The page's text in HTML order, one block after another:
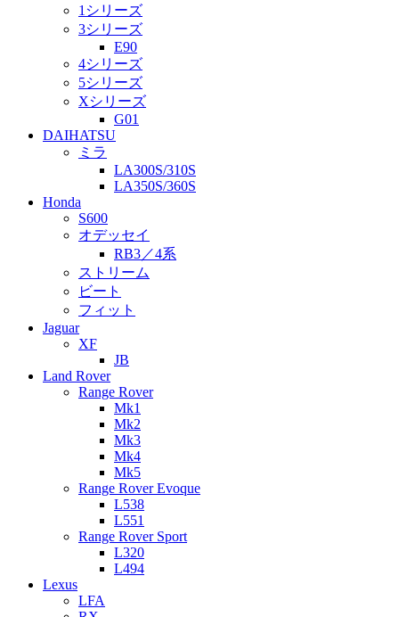
1シリーズ
3シリーズ
E90
4シリーズ
5シリーズ
Xシリーズ
G01
DAIHATSU
ミラ
LA300S/310S
LA350S/360S
Honda
S600
オデッセイ
RB3／4系
ストリーム
ビート
フィット
Jaguar
XF
JB
Land Rover
Range Rover
Mk1
Mk2
Mk3
Mk4
Mk5
Range Rover Evoque
L538
L551
Range Rover Sport
L320
L494
Lexus
LFA